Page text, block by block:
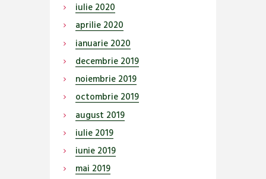
iulie 2020
aprilie 2020
ianuarie 2020
decembrie 2019
noiembrie 2019
octombrie 2019
august 2019
iulie 2019
iunie 2019
mai 2019